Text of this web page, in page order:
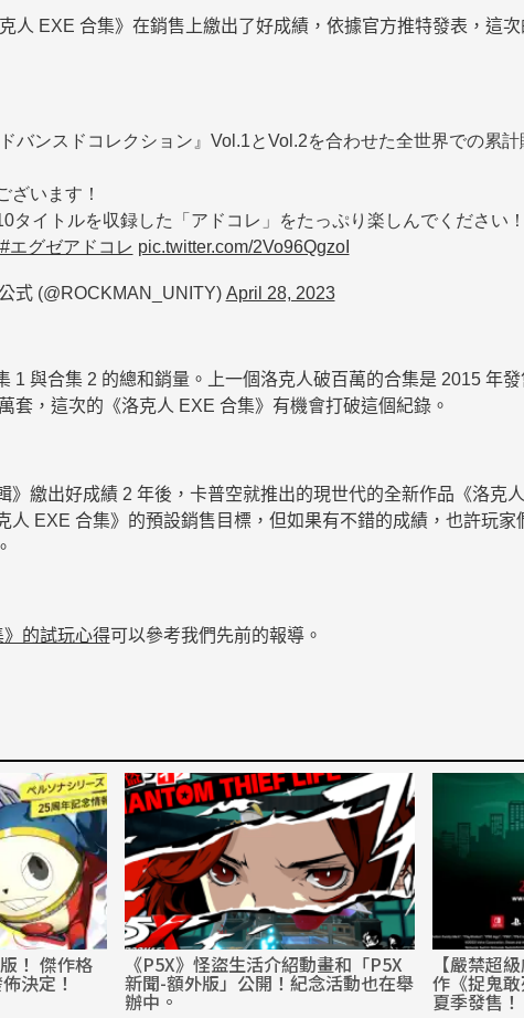
人 EXE 合集》在銷售上繳出了好成績，依據官方推特發表，這
バンスドコレクション』Vol.1とVol.2を合わせた全世界での累
ざいます！
タイトルを収録した「アドコレ」をたっぷり楽しんでください！
#エグゼアドコレ pic.twitter.com/2Vo96QgzoI
式 (@ROCKMAN_UNITY) April 28, 2023
1 與合集 2 的總和銷量。上一個洛克人破百萬的合集是 2015 年
套，這次的《洛克人 EXE 合集》有機會打破這個紀錄。
》繳出好成績 2 年後，卡普空就推出的現世代的全新作品《洛克
人 EXE 合集》的預設銷售目標，但如果有不錯的成績，也許玩家
的試玩心得可以參考我們先前的報導。
！ 傑作格
決定！
《P5X》怪盜生活介紹動畫和「P5X
新聞-額外版」公開！紀念活動也在舉
辦中。
【嚴禁超
作《捉鬼
夏季發售！